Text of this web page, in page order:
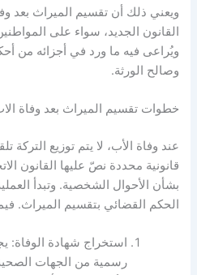
ويعني ذلك أن تقسيم الميراث بعد
القانون الجديد، سواء على
ويُراعى فيه ما ورد في أجزائه من
وصالح الورثة.
خطوات تقسيم الميراث بعد وفاة
عند وفاة الأب، لا يتم توزيع التركة
بشأن الأحوال الشخصية. وتبدأ
الحكم القضائي بتقسيم الميراث.
استخراج شهادة
رسمية من الجهات